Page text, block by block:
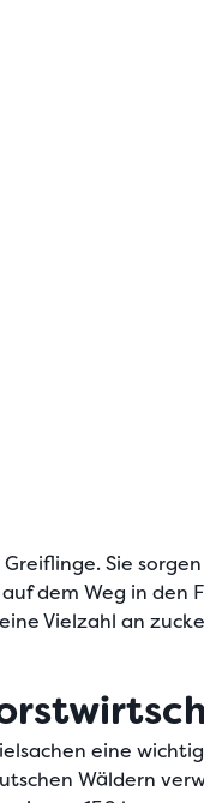
Sie
dem Weg in
Vielzahl an
eine
Wäldern